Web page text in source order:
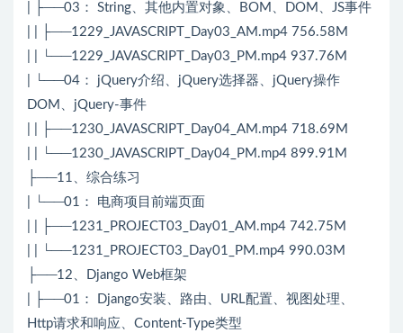
| ├──03： String、其他内置对象、BOM、DOM、JS事件
| | ├──1229_JAVASCRIPT_Day03_AM.mp4 756.58M
| | └──1229_JAVASCRIPT_Day03_PM.mp4 937.76M
| └──04： jQuery介绍、jQuery选择器、jQuery操作
DOM、jQuery-事件
| | ├──1230_JAVASCRIPT_Day04_AM.mp4 718.69M
| | └──1230_JAVASCRIPT_Day04_PM.mp4 899.91M
├──11、综合练习
| └──01： 电商项目前端页面
| | ├──1231_PROJECT03_Day01_AM.mp4 742.75M
| | └──1231_PROJECT03_Day01_PM.mp4 990.03M
├──12、Django Web框架
| ├──01： Django安装、路由、URL配置、视图处理、
Http请求和响应、Content-Type类型